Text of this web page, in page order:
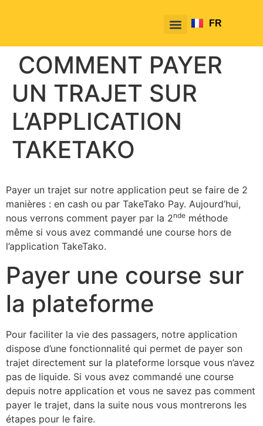
FR
EN
COMMENT PAYER
UN TRAJET SUR
L’APPLICATION
TAKETAKO
Payer un trajet sur notre application peut se faire de 2
manières : en cash ou par TakeTako Pay. Aujourd’hui,
nous verrons comment payer par la 2nde méthode
même si vous avez commandé une course hors de
l’application TakeTako.
Payer une course sur
la plateforme
Pour faciliter la vie des passagers, notre application
dispose d’une fonctionnalité qui permet de payer son
trajet directement sur la plateforme lorsque vous n’avez
pas de liquide. Si vous avez commandé une course
depuis notre application et vous ne savez pas comment
payer le trajet, dans la suite nous vous montrerons les
étapes pour le faire.